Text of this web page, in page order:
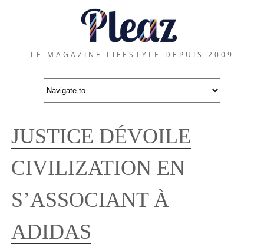
LE MAGAZINE LIFESTYLE DEPUIS 2009
JUSTICE DÉVOILE
CIVILIZATION EN
S’ASSOCIANT À
ADIDAS